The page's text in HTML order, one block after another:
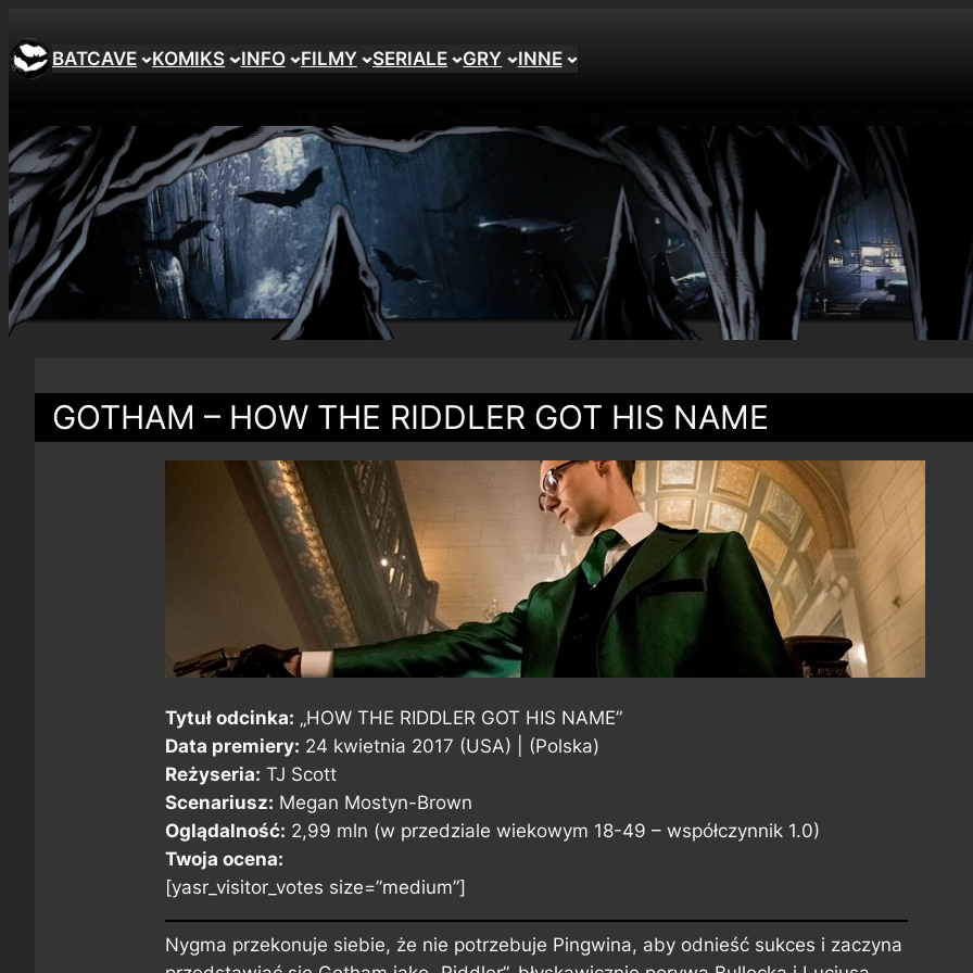
BATCAVE KOMIKS INFO FILMY SERIALE GRY INNE
GOTHAM – HOW THE RIDDLER GOT HIS NAME
Tytuł odcinka: „HOW THE RIDDLER GOT HIS NAME”
Data premiery: 24 kwietnia 2017 (USA) | (Polska)
Reżyseria: TJ Scott
Scenariusz: Megan Mostyn-Brown
Oglądalność: 2,99 mln (w przedziale wiekowym 18-49 – współczynnik 1.0)
Twoja ocena:
[yasr_visitor_votes size=”medium”]
Nygma przekonuje siebie, że nie potrzebuje Pingwina, aby odnieść sukces i zaczyna